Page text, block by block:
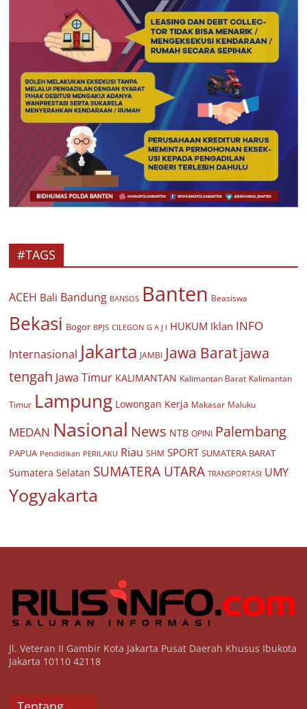
#TAGS
ACEH Bali Bandung BANSOS Banten Beasiswa
Bekasi Bogor BPJS CILEGON G A J I HUKUM Iklan INFO
Internasional Jakarta JAMBI Jawa Baratjawa
tengah Jawa Timur KALIMANTAN Kalimantan Barat Kalimantan
Timur Lampung Lowongan Kerja Makasar Maluku
MEDAN Nasional News NTB OPINI Palembang
PAPUA Pendidikan PERILAKU Riau SHM SPORT SUMATERA BARAT
Sumatera Selatan SUMATERA UTARA TRANSPORTASI UMY
Yogyakarta
Jl. Veteran II Gambir Kota Jakarta Pusat Daerah Khusus Ibukota
Jakarta 10110 42118